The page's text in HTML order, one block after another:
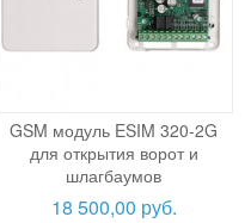
GSM модуль ESIM 320-2G
для открытия ворот и
шлагбаумов
18 500,00 руб.